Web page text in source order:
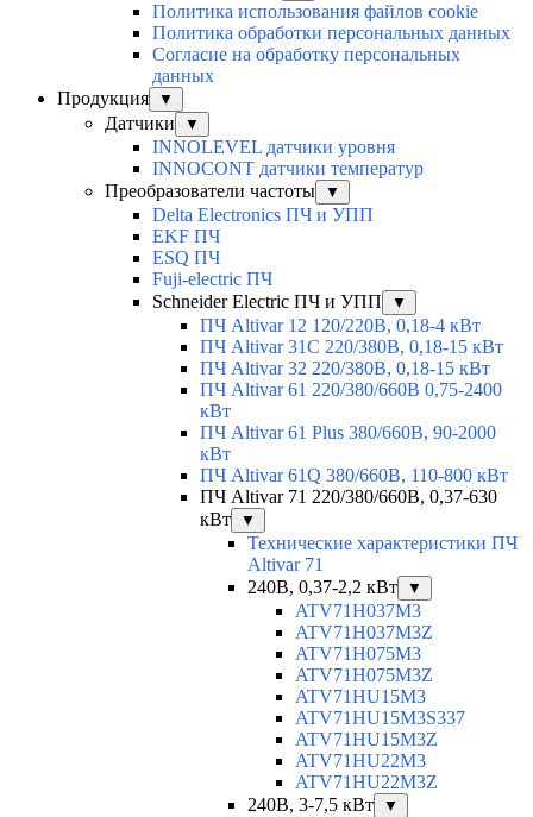
Политика использования файлов cookie
Политика обработки персональных данных
Согласие на обработку персональных
данных
Продукция
▼
Датчики ▼
INNOLEVEL датчики уровня
INNOCONT датчики температур
Преобразователи частоты
▼
Delta Electronics ПЧ и УПП
EKF ПЧ
ESQ ПЧ
Fuji-electric ПЧ
Schneider Electric ПЧ и УПП
▼
ПЧ Altivar 12 120/220В, 0,18-4 кВт
ПЧ Altivar 31C 220/380В, 0,18-15 кВт
ПЧ Altivar 32 220/380В, 0,18-15 кВт
ПЧ Altivar 61 220/380/660В 0,75-2400
кВт
ПЧ Altivar 61 Plus 380/660В, 90-2000
кВт
ПЧ Altivar 61Q 380/660В, 110-800 кВт
ПЧ Altivar 71 220/380/660В, 0,37-630
кВт
▼
Технические характеристики ПЧ
Altivar 71
240В, 0,37-2,2 кВт
▼
ATV71H037M3
ATV71H037M3Z
ATV71H075M3
ATV71H075M3Z
ATV71HU15M3
ATV71HU15M3S337
ATV71HU15M3Z
ATV71HU22M3
ATV71HU22M3Z
240В, 3-7,5 кВт
▼